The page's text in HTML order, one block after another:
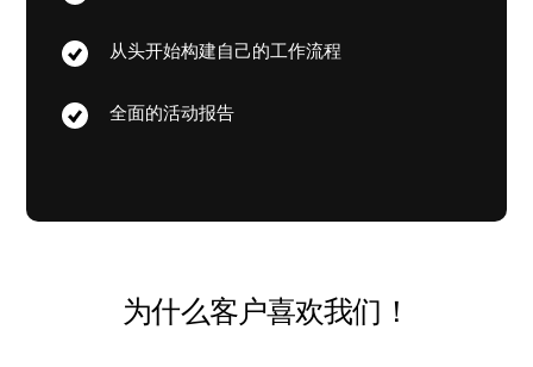
从头开始构建自己的工作流程
全面的活动报告
为什么客户喜欢我们！